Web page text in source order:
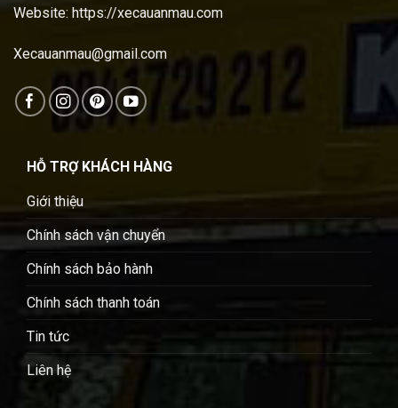
Website: https://xecauanmau.com
Xecauanmau@gmail.com
HỖ TRỢ KHÁCH HÀNG
Giới thiệu
Chính sách vận chuyển
Chính sách bảo hành
Chính sách thanh toán
Tin tức
Liên hệ